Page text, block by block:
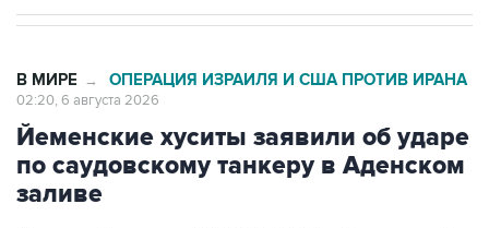
В МИРЕ → ОПЕРАЦИЯ ИЗРАИЛЯ И США ПРОТИВ ИРАНА
02:20, 6 августа 2026
Йеменские хуситы заявили об ударе
по саудовскому танкеру в Аденском
заливе